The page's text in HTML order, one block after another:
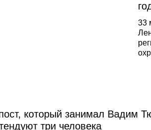
33
который занимал Вадим
три человека